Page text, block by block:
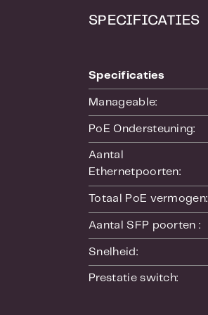
SPECIFICATIES
Specificaties
Manageable:
PoE Ondersteuning:
Aantal
Ethernetpoorten:
Totaal PoE vermogen:
Aantal SFP poorten :
Snelheid:
Prestatie switch: